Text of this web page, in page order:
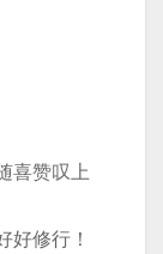
喜赞叹上
好修行！